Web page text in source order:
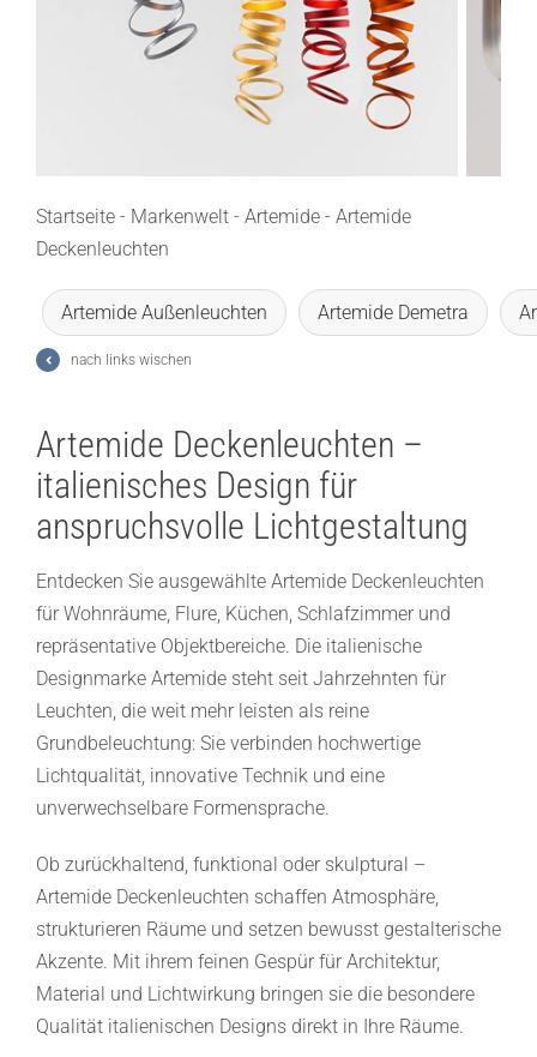
Ratgeber
Startseite- Markenwelt- Artemide- Artemide
Deckenleuchten
Artemide Außenleuchten Artemide Demetra
nach links wischen
Artemide Deckenleuchten –
italienisches Design für
anspruchsvolle Lichtgestaltung
Entdecken Sie ausgewählte Artemide Deckenleuchten
für Wohnräume, Flure, Küchen, Schlafzimmer und
repräsentative Objektbereiche. Die italienische
Designmarke Artemide steht seit Jahrzehnten für
Leuchten, die weit mehr leisten als reine
Grundbeleuchtung: Sie verbinden hochwertige
Lichtqualität, innovative Technik und eine
unverwechselbare Formensprache.
Ob zurückhaltend, funktional oder skulptural –
Artemide Deckenleuchten schaffen Atmosphäre,
strukturieren Räume und setzen bewusst gestalterische
Akzente. Mit ihrem feinen Gespür für Architektur,
Material und Lichtwirkung bringen sie die besondere
Qualität italienischen Designs direkt in Ihre Räume.